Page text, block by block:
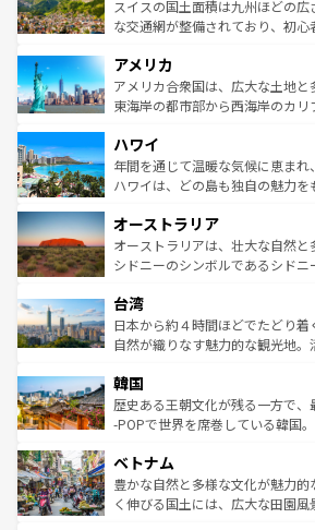
を参照してほしい。
ドイツ情報はコンテンツ一覧を参
ティー、ビール好きにはたまら
戦など、本場だからこそできる体
ンツ一覧を参照してほしい。
スイスの国土面積は九州ほどの
な交通網が整備されており、初心
の建物がそのまま残る町や、スイ
博物館もあり、アルプス観光だけ
ことができる。国民の所得が高い
ば市内交通費無料で観光を楽しむことも
着のスイス情報はコンテンツ一覧
アメリカ
アメリカ合衆国は、広大な土地と
東海岸の都市部から西海岸のカリ
のような巨大都市は、観光、ショ
ンメントが詰まった刺激的なスポ
西部には大自然が広がり、グラ
部のニューオーリンズでは、音楽
文化が魅力。旅行者はアメリカの
しみながら、その多様性と豊かな
ならではの贅沢な旅のスタイルだ。 なお、新着のアメリ
情報はコンテンツ一覧を参照して
ハワイ
年間を通じて温暖な気候に恵まれ
ハワイは、どの島も独自の魅力を
ワイ島は見逃せない。また、定番
島だが、静かな自然を求めるなら
おすすめ。エメラルドグリーンに
れるおもてなしの心で訪れる人々
人々、おいしいローカルフード
ク、伝統的なフラダンスなど、す
ワイを、存分に味わってほしい。 なお、新着のハワイ情報
はコンテンツ一覧を参照してほし
オーストラリア
オーストラリアは、壮大な自然と
シドニーのシンボルであるシドニ
リアリーフや大陸中央部にそびえ
ク）、タスマニアの美しい原生林
ど、見どころがたくさん。また、
いる。アクティビティも充実して
ビング、ハイキングなど、アウト
い。オーストラリアの多彩な魅
参照してほしい。
台湾
日本から約４時間ほどでたどり着
自然が織りなす魅力的な観光地。
ン）、静ひつな山岳地帯である台
と山間の静けさが共存しており
驚きをもたらしてくれる。また
容にもいいと評判のスイーツなど
が味わえる。 なお、新着の台湾
照してほしい。
韓国
歴史ある王朝文化が残る一方で
-POPで世界を席巻している韓国
き、地方に足を延ばせば四季折々
できる。そして、キムチや焼肉
まで、さまざまな韓国料理が待
ベトナム
豊かな自然と多様な文化が魅力
く伸びる国土には、広大な田園